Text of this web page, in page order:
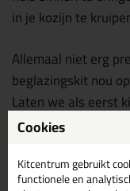
in je kozijn te
Allemaal niet erg
beglazingskit nou
Laten we als eerst
Reserve
Cookies
Kitcentrum gebruikt
functionele en